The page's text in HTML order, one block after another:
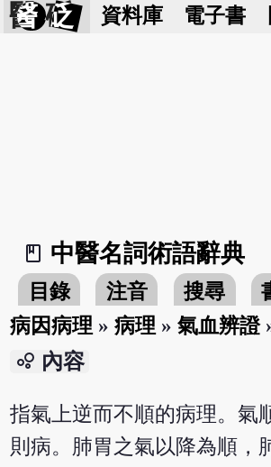
醫 砭 資料庫 電子書
book_2
中醫名詞術語辭典
目錄 注音 搜尋
病因病理 »病理 »氣血辨證
bubble_chart 內容
指氣上逆而不順的病理。氣
則病。肺胃之氣以降為順，